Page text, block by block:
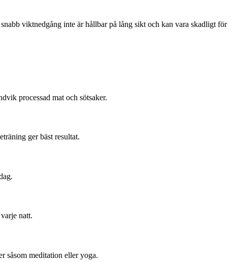
viktnedgång inte är hållbar på lång sikt och kan vara skadligt för
processad mat och sötsaker.
ger bäst resultat.
natt.
såsom meditation eller yoga.